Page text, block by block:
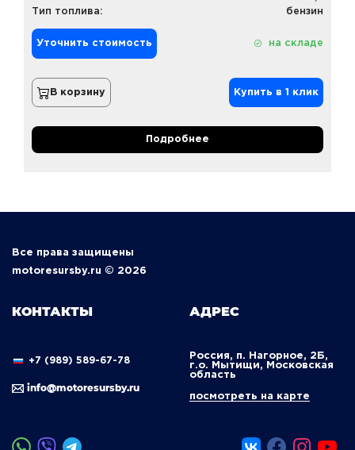
Тип топлива:
бензин
Уточнить стоимость на складе
В корзину Купить в 1 клик
Подробнее
Все права защищены
motoresursby.ru © 2026
КОНТАКТЫ
+7 (989) 589-67-78
info@motoresursby.ru
АДРЕС
Россия, п. Нагорное, 2Б,
г.о. Мытищи, Московская
область
посмотреть на карте